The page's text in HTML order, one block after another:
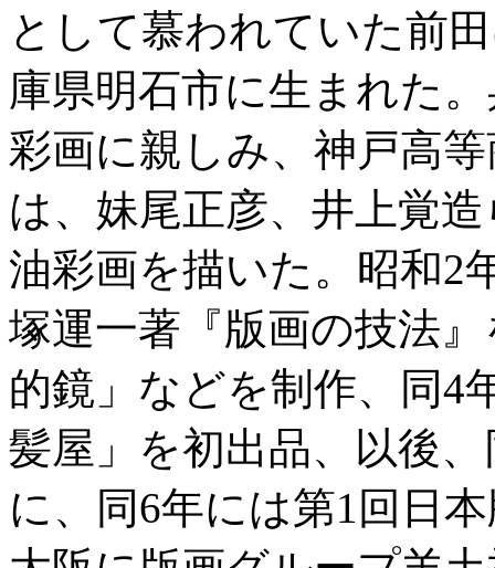
として慕われていた前
庫県明石市に生まれた
彩画に親しみ、神戸高
は、妹尾正彦、井上覚
油彩画を描いた。昭和2
塚運一著『版画の技法
的鏡」などを制作、同4
髪屋」を初出品、以後
に、同6年には第1回日